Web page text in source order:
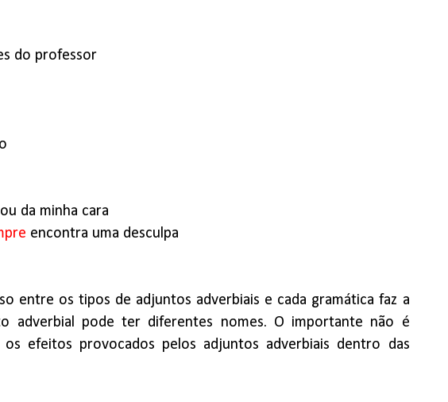
do professor
da minha cara
encontra uma desculpa
entre os tipos de adjuntos adverbiais e cada gramática faz a
adverbial pode ter diferentes nomes. O importante não é
efeitos provocados pelos adjuntos adverbiais dentro das